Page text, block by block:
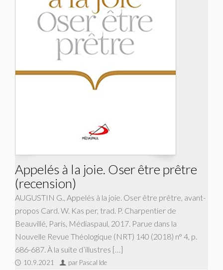
Appelés à la joie. Oser être prêtre
(recension)
AUGUSTIN G., Appelés à la joie. Oser être prêtre, avant-
propos Card. W. Kas per, trad. P. Charpentier de
Beauvillé, Paris, Médiaspaul, 2017. Parue dans la
Nouvelle Revue Théologique (NRT) 140 (2018) n° 4, p.
686-687. À la suite d’illustres […]
10.9.2021 par Pascal Ide